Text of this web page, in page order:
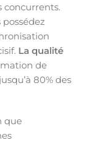
concurrents.
possédez
La qualité
de
80% des
que